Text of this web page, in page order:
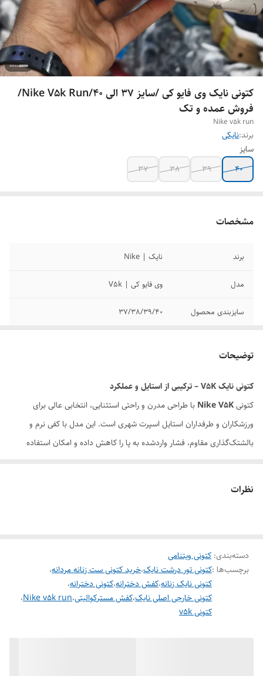
کتونی نایک وی فایو کی /سایز 37 الی 40/Nike V5k Run/
فروش عمده و تک
Nike v5k run
برند:نایکی
سایز
40
39
38
37
مشخصات
برند نایک | Nike
مدل وی فایو کی | V5k
سایزبندی محصول 37/38/39/40
شده است
وضعیت کارکرد نو اکبند
توضیحات
کتونی نایک V5K – ترکیبی از استایل و عملکرد
کتونیNike V5K با طراحی مدرن و راحتی استثنایی، انتخابی عالی برای
ورزشکاران و طرفداران استایل اسپرت شهری است. این مدل با کفی نرم و
بالشتک‌گذاری مقاوم، فشار واردشده به پا را کاهش داده و امکان استفاده
جلوگیری می‌کند. زیره مقاوم و انعطاف‌پذیر آن، چسبندگی عالی روی سطوح
ویژگی‌های برجسته:
طراحی مدرن و سبک
کفی نرم با جذب ضربه بالا
رویه تنفس‌پذیر برای تهویه بهتر
نظرات
دسته‌بندی: کتونی ویتنامی
برچسب‌ها :کتونی تور درشت نایک،خرید کتونی ست زنانه مردانه،
کتونی نایک زنانه،کفش دخترانه،کتونی دخترانه،
کتونی خارجی اصلی نایک،کفش مسترکوالیتی،Nike v5k run،
کتونی v5k